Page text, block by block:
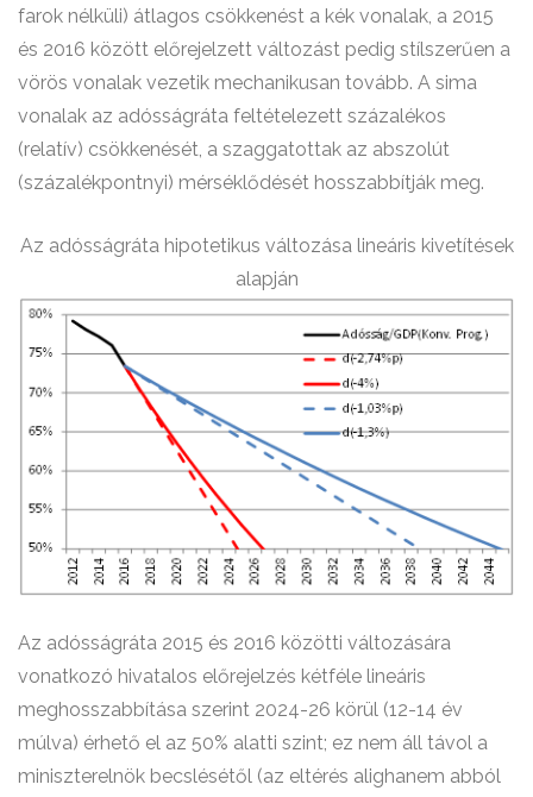
farok nélküli) átlagos csökkenést a kék vonalak, a 2015
és 2016 között előrejelzett változást pedig stílszerűen a
vörös vonalak vezetik mechanikusan tovább. A sima
vonalak az adósságráta feltételezett százalékos
(relatív) csökkenését, a szaggatottak az abszolút
(százalékpontnyi) mérséklődését hosszabbítják meg.
Az adósságráta hipotetikus változása lineáris kivetítések
alapján
Az adósságráta 2015 és 2016 közötti változására
vonatkozó hivatalos előrejelzés kétféle lineáris
meghosszabbítása szerint 2024-26 körül (12-14 év
múlva) érhető el az 50% alatti szint; ez nem áll távol a
miniszterelnök becslésétől (az eltérés alighanem abból